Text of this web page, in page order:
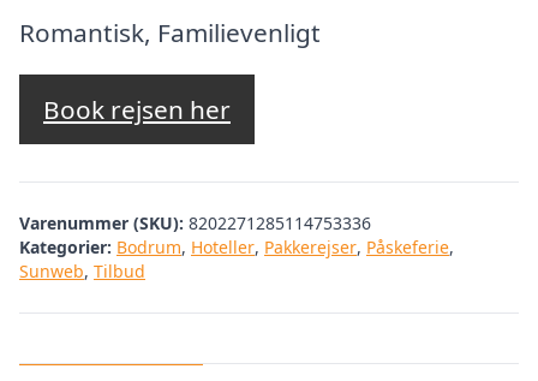
pris
var:
kr. 12.243,99.
Romantisk, Familievenligt
Book rejsen her
Varenummer (SKU): 8202271285114753336
Kategorier: Bodrum, Hoteller, Pakkerejser, Påskeferie,
Sunweb, Tilbud